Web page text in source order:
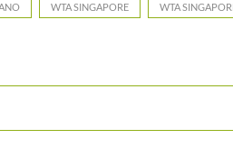
WTA SINGAPORE WTA